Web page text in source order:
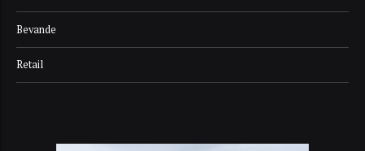
Bevande
Retail